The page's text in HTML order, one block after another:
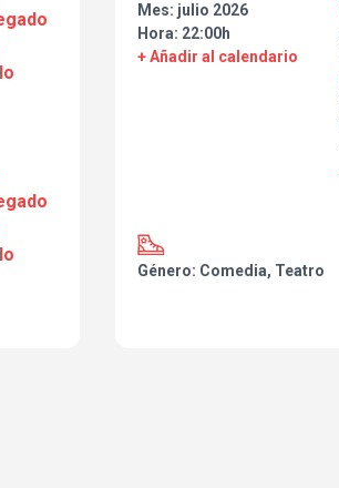
Mes: julio 2026
Hora: 22:00h
+ Añadir al calendario
Género: Comedia, Teatro